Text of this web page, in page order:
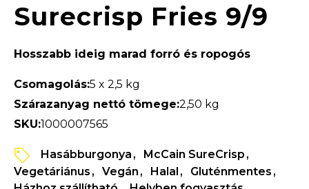
Surecrisp Fries 9/9
Hosszabb ideig marad forró és ropogós
Csomagolás:5 x 2,5 kg
Szárazanyag nettó tömege:2,50 kg
SKU:1000007565
Hasábburgonya
McCain SureCrisp
Vegetáriánus
Vegán Halal
Gluténmentes